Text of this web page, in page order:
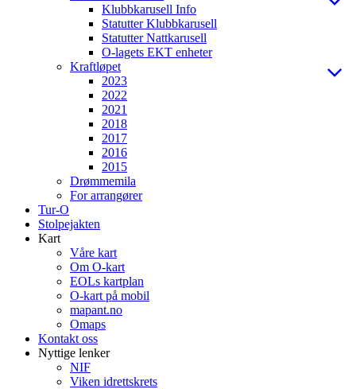
Klubbkarusell Info
Statutter Klubbkarusell
Statutter Nattkarusell
O-lagets EKT enheter
Kraftløpet
2023
2022
2021
2018
2017
2016
2015
Drømmemila
For arrangører
Tur-O
Stolpejakten
Kart
Våre kart
Om O-kart
EOLs kartplan
O-kart på mobil
mapant.no
Omaps
Kontakt oss
Nyttige lenker
NIF
Viken idrettskrets